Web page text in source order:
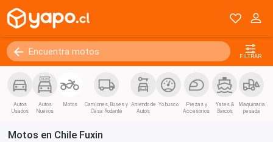
FILTRAR
Autos
Usados
Autos
Nuevos
Motos
Camiones, Buses y
Casa Rodante
Arriendo de
Autos
Yo busco
Piezas y
Accesorios
Yates &
Barcos
Maquinaria
pesada
Motos en Chile Fuxin